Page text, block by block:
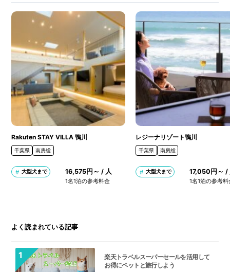
Rakuten STAY VILLA 鴨川
千葉県 南房総
大型犬まで 16,575円～ / 人
1名1泊の参考料金
レジーナリゾート鴨川
千葉県 南房総
大型犬まで 17,050円～ /
1名1泊の参考料
よく読まれている記事
楽天トラベルスーパーセールを活用して
お得にペットと旅行しよう